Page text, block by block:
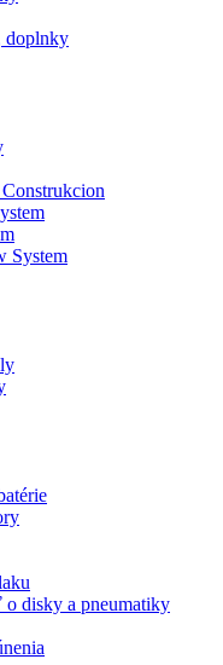
doplnky
System
o disky a pneumatiky